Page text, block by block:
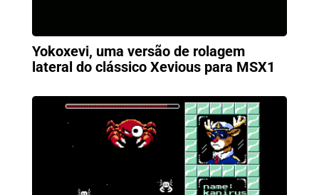
Yokoxevi, uma versão de rolagem
lateral do clássico Xevious para MSX1